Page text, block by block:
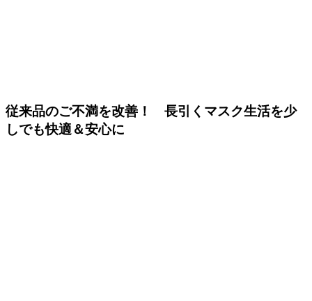
従来品のご不満を改善！ 長引くマスク生活を少
しでも快適＆安心に